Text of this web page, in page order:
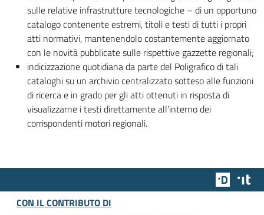
sulle relative infrastrutture tecnologiche – di un opportuno
catalogo contenente estremi, titoli e testi di tutti i propri
atti normativi, mantenendolo costantemente aggiornato
con le novità pubblicate sulle rispettive gazzette regionali;
indicizzazione quotidiana da parte del Poligrafico di tali
cataloghi su un archivio centralizzato sotteso alle funzioni
di ricerca e in grado per gli atti ottenuti in risposta di
visualizzarne i testi direttamente all’interno dei
corrispondenti motori regionali.
Team
CON IL CONTRIBUTO DI